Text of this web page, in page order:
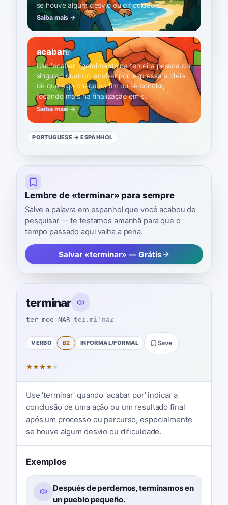
se houve algum desvio ou dificuldade.
Saiba mais →
acabarB1
Use 'acabar' (geralmente na terceira pessoa do
singular) quando 'acabar por' expressa a ideia
de que algo chega ao fim ou se conclui,
focando mais na finalização em si.
Saiba mais →
PORTUGUESE → ESPANHOL
Lembre de «terminar» para sempre
Salve a palavra em espanhol que você acabou de
pesquisar — te testamos amanhã para que o
tempo passado aqui valha a pena.
Salvar «terminar» — Grátis
terminar
ter-mee-NAR teɾ.miˈnaɾ
VERBO B2 INFORMAL/FORMAL Save
★★★★★
Use 'terminar' quando 'acabar por' indicar a
conclusão de uma ação ou um resultado final
após um processo ou percurso, especialmente
se houve algum desvio ou dificuldade.
Exemplos
Después de perdernos, terminamos en
un pueblo pequeño.